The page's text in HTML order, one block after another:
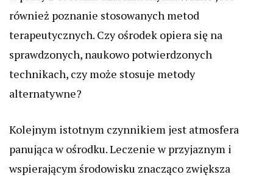
również poznanie stosowanych metod
terapeutycznych. Czy ośrodek opiera się na
sprawdzonych, naukowo potwierdzonych
technikach, czy może stosuje metody
alternatywne?
Kolejnym istotnym czynnikiem jest atmosfera
panująca w ośrodku. Leczenie w przyjaznym i
wspierającym środowisku znacząco zwiększa